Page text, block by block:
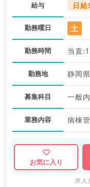
給与 日
勤務曜日 土
勤務時間 当直
勤務地 静岡
募集科目
業務内容 病棟
お気に入り
求